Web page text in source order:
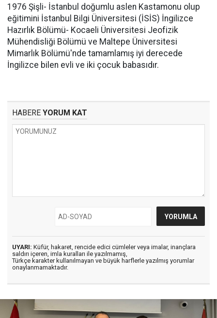
1976 Şişli- İstanbul doğumlu aslen Kastamonu olup
eğitimini İstanbul Bilgi Üniversitesi (İSİS) İngilizce
Hazırlık Bölümü- Kocaeli Üniversitesi Jeofizik
Mühendisliği Bölümü ve Maltepe Üniversitesi
Mimarlık Bölümü'nde tamamlamış iyi derecede
İngilizce bilen evli ve iki çocuk babasıdır.
HABERE YORUM KAT
UYARI: Küfür, hakaret, rencide edici cümleler veya imalar, inançlara
saldırı içeren, imla kuralları ile yazılmamış,
Türkçe karakter kullanılmayan ve büyük harflerle yazılmış yorumlar
onaylanmamaktadır.